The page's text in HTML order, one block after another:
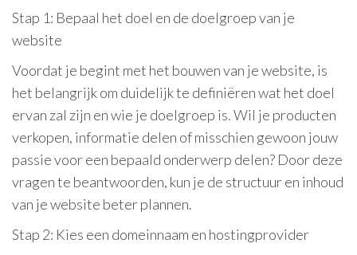
Stap 1: Bepaal het doel en de doelgroep van je
website
Voordat je begint met het bouwen van je website, is
het belangrijk om duidelijk te definiëren wat het doel
ervan zal zijn en wie je doelgroep is. Wil je producten
verkopen, informatie delen of misschien gewoon jouw
passie voor een bepaald onderwerp delen? Door deze
vragen te beantwoorden, kun je de structuur en inhoud
van je website beter plannen.
Stap 2: Kies een domeinnaam en hostingprovider